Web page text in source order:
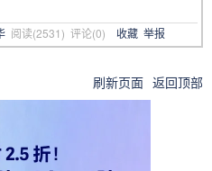
阅读(2531) 评论(0) 收藏 举报
刷新页面 返回顶部